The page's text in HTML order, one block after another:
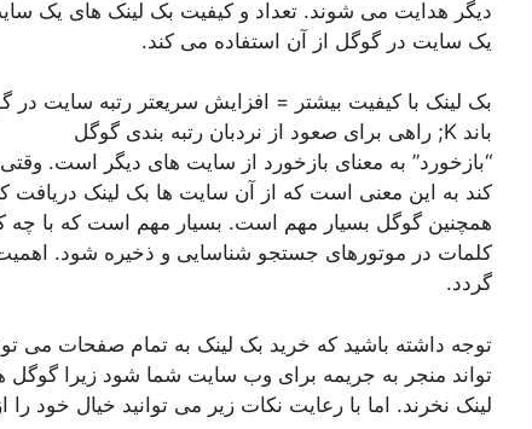
دیگر هدایت می شوند. تعداد و کیفیت بک لینک های یک
یک سایت در گوگل از آن استفاده می کند.
بک لینک با کیفیت بیشتر = افزایش سریعتر رتبه سایت در
باند K; راهی برای صعود از نردبان رتبه بندی گوگل
“بازخورد” به معنای بازخورد از سایت های دیگر است.
کند به این معنی است که از آن سایت ها بک لینک دریافت
همچنین گوگل بسیار مهم است. بسیار مهم است که با چه
کلمات در موتورهای جستجو شناسایی و ذخیره شود.
گردد.
توجه داشته باشید که خرید بک لینک به تمام صفحات می
تواند منجر به جریمه برای وب سایت شما شود زیرا
لینک نخرند. اما با رعایت نکات زیر می توانید خیال خود را